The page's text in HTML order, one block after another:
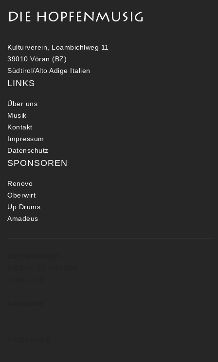
Kulturverein, Loambichlweg 11
39010 Vöran (BZ)
Südtirol/Alto Adige Italien
LINKS
Über uns
Musik
Kontakt
Impressum
Datenschutz
SPONSOREN
Renovo
Oberwirt
Up Drums
Amadeus